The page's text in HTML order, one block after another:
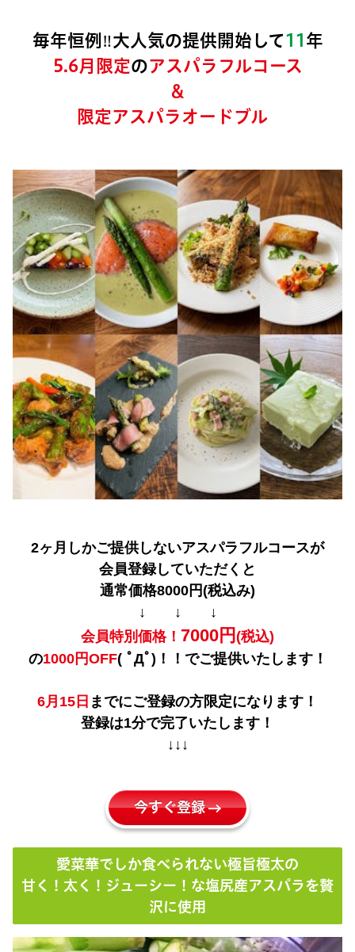
毎年恒例‼大人気の提供開始して11年
5.6月限定のアスパラフルコース
＆
限定アスパラオードブル
2ヶ月しかご提供しないアスパラフルコースが
会員登録していただくと
通常価格8000円(税込み)
↓ ↓ ↓
会員特別価格！ 7000円 (税込)
の1000円OFF( ﾟДﾟ)！！でご提供いたします！
6月15日 までにご登録の方限定になります！
登録は1分で完了いたします！
↓↓↓
今すぐ登録
愛菜華でしか食べられない極旨極太の
甘く！太く！ジューシー！な塩尻産アスパラを贅
沢に使用